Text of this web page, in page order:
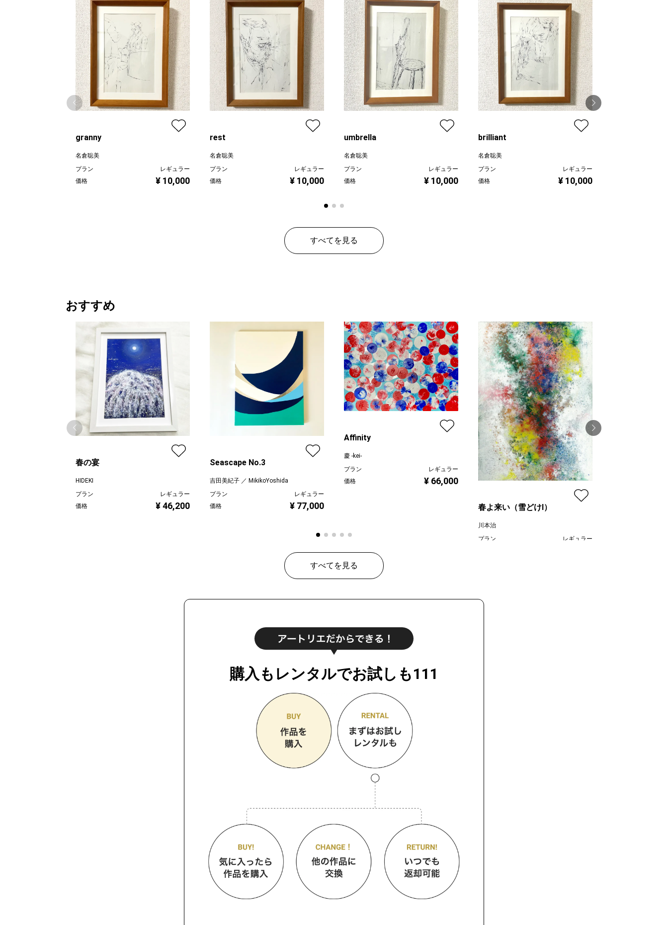
granny
名倉聡美
プラン
レギュラー
価格
¥ 10,000
rest
名倉聡美
プラン
レギュラー
価格
¥ 10,000
umbrella
名倉聡美
プラン
レギュラー
価格
¥ 10,000
brilliant
名倉聡美
プラン
レギュラー
価格
¥ 10,000
すべてを見る
おすすめ
春の宴
HIDEKI
プラン
レギュラー
価格
¥ 46,200
Seascape No.3
吉田美紀子 ／ MikikoYoshida
プラン
レギュラー
価格
¥ 77,000
Affinity
慶 -kei-
プラン
レギュラー
価格
¥ 66,000
春よ来い（雪どけⅠ）
川本治
プラン
レギュラー
すべてを見る
購入もレンタルでお試しも111